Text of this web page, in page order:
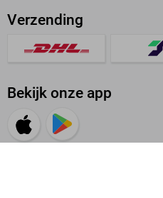
Verzending
Bekijk onze app